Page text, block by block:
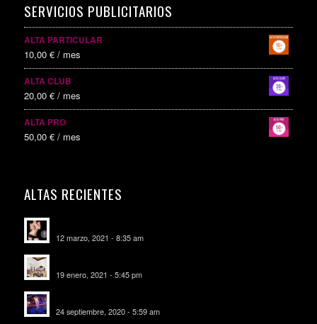
SERVICIOS PUBLICITARIOS
ALTA PARTICULAR
10,00 € / mes
ALTA CLUB
20,00 € / mes
ALTA PRO
50,00 € / mes
ALTAS RECIENTES
12 marzo, 2021 - 8:35 am
19 enero, 2021 - 5:45 pm
24 septiembre, 2020 - 5:59 am